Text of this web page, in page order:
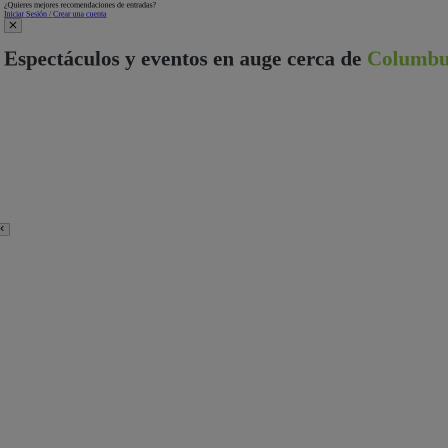
¿Quieres mejores recomendaciones de entradas?
Iniciar Sesión / Crear una cuenta
Espectáculos y eventos en auge cerca de